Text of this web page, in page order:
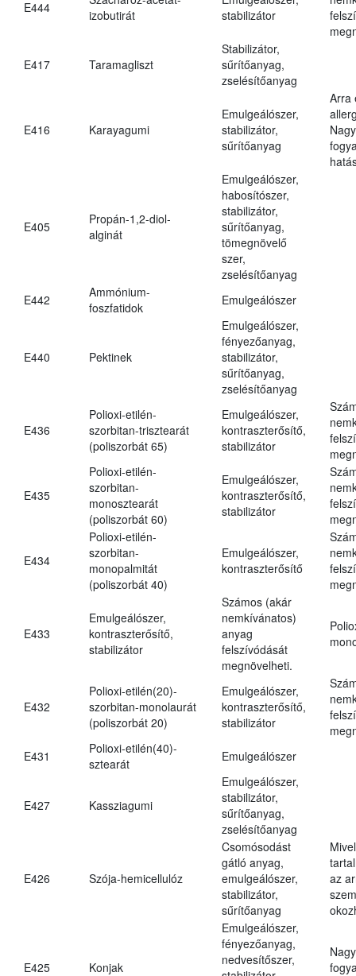
E444
izobutirát
stabilizátor
E417 Taramagliszt
Stabilizátor,
sűrítőanyag,
zselésítőanyag
E416 Karayagumi
Emulgeálószer,
stabilizátor,
sűrítőanyag
Arra
E405
Propán-1,2-diol-
alginát
Emulgeálószer,
habosítószer,
stabilizátor,
sűrítőanyag,
tömegnövelő
szer,
zselésítőanyag
E442
Ammónium-
foszfatidok
Emulgeálószer
E440 Pektinek
Emulgeálószer,
fényezőanyag,
stabilizátor,
sűrítőanyag,
zselésítőanyag
E436
Polioxi-etilén-
szorbitan-trisztearát
(poliszorbát 65)
Emulgeálószer,
kontraszterősítő,
stabilizátor
E435
Polioxi-etilén-
szorbitan-
monosztearát
(poliszorbát 60)
Emulgeálószer,
kontraszterősítő,
stabilizátor
E434
Polioxi-etilén-
szorbitan-
monopalmitát
(poliszorbát 40)
Emulgeálószer,
kontraszterősítő
E433
Emulgeálószer,
kontraszterősítő,
stabilizátor
Számos (akár
nemkívánatos)
anyag
felszívódását
megnövelheti.
E432
Polioxi-etilén(20)-
szorbitan-monolaurát
(poliszorbát 20)
Emulgeálószer,
kontraszterősítő,
stabilizátor
E431
Polioxi-etilén(40)-
sztearát
Emulgeálószer
E427 Kassziagumi
Emulgeálószer,
stabilizátor,
sűrítőanyag,
zselésítőanyag
E426 Szója-hemicellulóz
Csomósodást
gátló anyag,
emulgeálószer,
stabilizátor,
sűrítőanyag
az
E425 Konjak
Emulgeálószer,
fényezőanyag,
nedvesítőszer,